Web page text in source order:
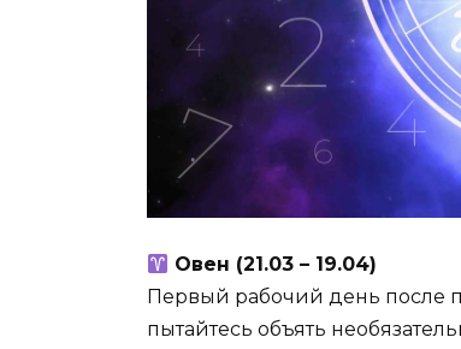
Овен (21.03 – 19.04)
Первый рабочий день после
пытайтесь объять